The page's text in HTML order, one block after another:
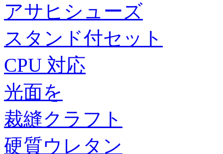
アサヒシューズ
スタンド付セット
CPU 対応
光面を
裁縫クラフト
硬質ウレタン